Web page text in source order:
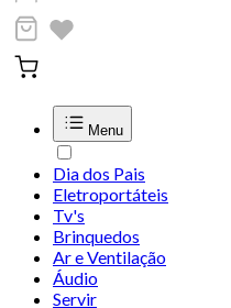
Menu
Dia dos Pais
Eletroportáteis
Tv's
Brinquedos
Ar e Ventilação
Áudio
Servir